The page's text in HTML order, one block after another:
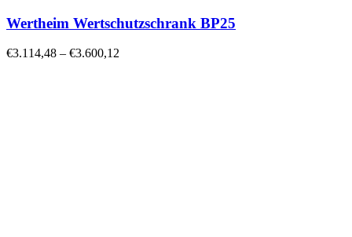
Wertheim Wertschutzschrank BP25
€3.114,48 – €3.600,12